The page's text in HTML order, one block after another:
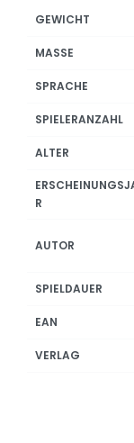
GEWICHT
MASSE
SPRACHE
SPIELERANZAHL
ALTER
R
AUTOR
SPIELDAUER
EAN
VERLAG